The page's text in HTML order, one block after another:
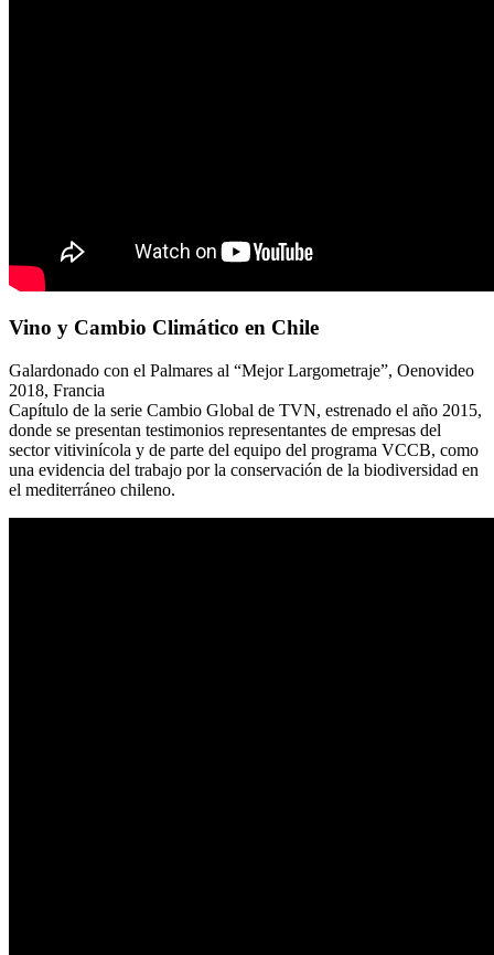
Vino y Cambio Climático en Chile
Galardonado con el Palmares al “Mejor Largometraje”, Oenovideo
2018, Francia
Capítulo de la serie Cambio Global de TVN, estrenado el año 2015,
donde se presentan testimonios representantes de empresas del
sector vitivinícola y de parte del equipo del programa VCCB, como
una evidencia del trabajo por la conservación de la biodiversidad en
el mediterráneo chileno.